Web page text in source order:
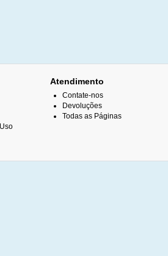
Atendimento
Contate-nos
Devoluções
Todas as Páginas